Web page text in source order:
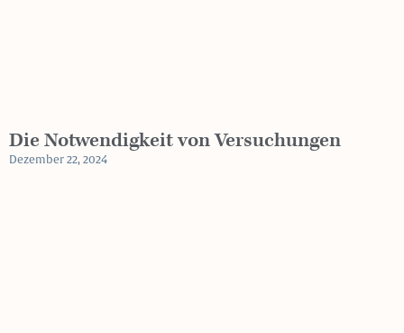
Die Notwendigkeit von Versuchungen
Dezember 22, 2024